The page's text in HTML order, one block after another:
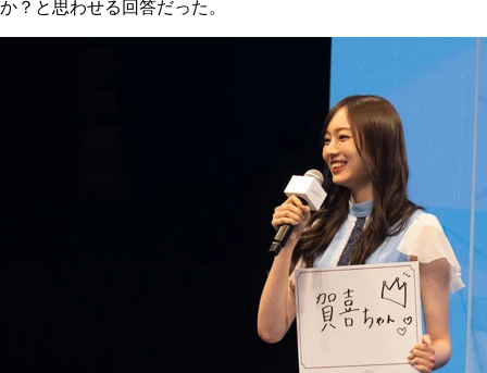
か？と思わせる回答だった。